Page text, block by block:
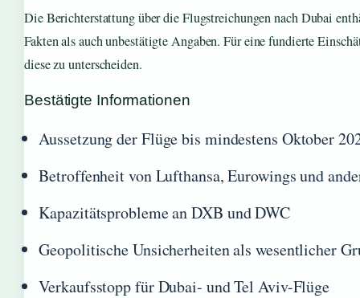
Die Berichterstattung über die Flugstreichungen nach Dubai
Fakten als auch unbestätigte Angaben. Für eine fundierte
diese zu unterscheiden.
Bestätigte Informationen
Aussetzung der Flüge bis mindestens Oktober
Betroffenheit von Lufthansa, Eurowings und
Kapazitätsprobleme an DXB und DWC
Geopolitische Unsicherheiten als wesentlicher
Verkaufsstopp für Dubai- und Tel Aviv-Flüge